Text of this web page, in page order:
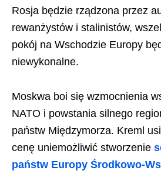
Rosja będzie rządzona przez
rewanżystów i stalinistów,
pokój na Wschodzie Europy
niewykonalne.
Moskwa boi się wzmocnienia
NATO i powstania silnego
państw Międzymorza. Kreml
cenę uniemożliwić stworzenie
państw Europy Środkowo-